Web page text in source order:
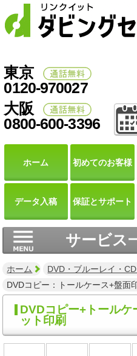
東京
0120-970027
大阪
0800-600-3396
ホーム 初めてのお客様
データ 入稿 保証とサポート
サービス
ホーム
DVD・ブルーレイ・
DVDコピー：トールケース+盤面
DVDコピー+トールケ
ット印刷